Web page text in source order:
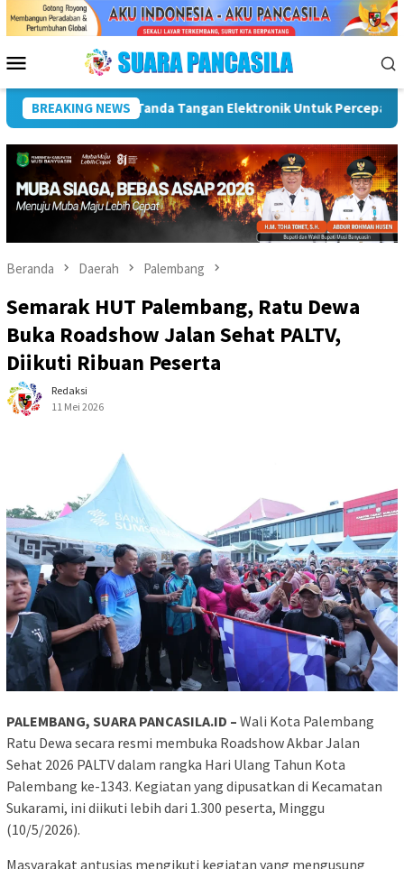
Menu
Mobile
BREAKING NEWSDorong UMKM Naik Kelas, Ratu Dewa Tekankan
Beranda Daerah Palembang
Semarak HUT Palembang, Ratu Dewa
Buka Roadshow Jalan Sehat PALTV,
Diikuti Ribuan Peserta
Redaksi
11 Mei 2026
PALEMBANG, SUARA PANCASILA.ID – Wali Kota Palembang
Ratu Dewa secara resmi membuka Roadshow Akbar Jalan
Sehat 2026 PALTV dalam rangka Hari Ulang Tahun Kota
Palembang ke-1343. Kegiatan yang dipusatkan di Kecamatan
Sukarami, ini diikuti lebih dari 1.300 peserta, Minggu
(10/5/2026).
Masyarakat antusias mengikuti kegiatan yang mengusung